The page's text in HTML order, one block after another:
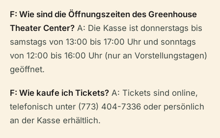
F: Wie sind die Öffnungszeiten des Greenhouse
Theater Center? A: Die Kasse ist donnerstags bis
samstags von 13:00 bis 17:00 Uhr und sonntags
von 12:00 bis 16:00 Uhr (nur an Vorstellungstagen)
geöffnet.
F: Wie kaufe ich Tickets? A: Tickets sind online,
telefonisch unter (773) 404-7336 oder persönlich
an der Kasse erhältlich.